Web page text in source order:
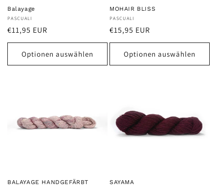
Balayage
Anbieter:
PASCUALI
Normaler
Preis
€11,95 EUR
Optionen auswählen
MOHAIR BLISS
Anbieter:
PASCUALI
Normaler
Preis
€15,95 EUR
Optionen auswählen
BALAYAGE HANDGEFÄRBT SAYAMA